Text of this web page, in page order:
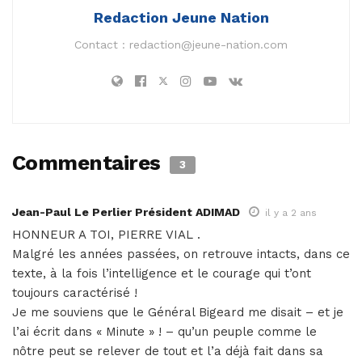
Redaction Jeune Nation
Contact : redaction@jeune-nation.com
Commentaires 3
Jean-Paul Le Perlier Président ADIMAD il y a 2 ans
HONNEUR A TOI, PIERRE VIAL .
Malgré les années passées, on retrouve intacts, dans ce
texte, à la fois l’intelligence et le courage qui t’ont
toujours caractérisé !
Je me souviens que le Général Bigeard me disait – et je
l’ai écrit dans « Minute » ! – qu’un peuple comme le
nôtre peut se relever de tout et l’a déjà fait dans sa